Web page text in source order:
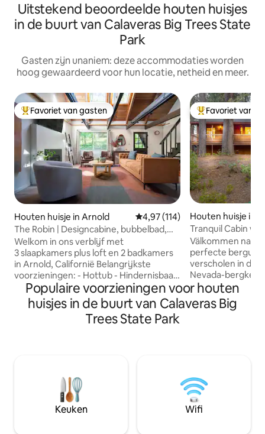
Uitstekend beoordeelde houten huisjes
in de buurt van Calaveras Big Trees State
Park
Gasten zijn unaniem: deze accommodaties worden
hoog gewaardeerd voor hun locatie, netheid en meer.
Topfavoriet van gasten
Favoriet van gasten
Houten huisje in Arnold Gemiddelde beoordeling van
4,97 (114)
The Robin | Designcabine, bubbelbad,
spelletjeskamer, meer
Welkom in ons verblijf met
3 slaapkamers plus loft en 2 badkamers
in Arnold, Californië Belangrijkste
voorzieningen: - Hottub - Hindernisbaan
voor kinderen buiten -
Huisdiervriendelijk, 1 hond toegelaten -
Buitenhaard en groot terras - Buitengrill
- Maïsgat en grote Jenga -
PONG-tafel, spelletjes, films, speelgoed
en boeken - Snelle wifi - open haard -
Babyvoorzieningen - espressomachine -
Ongeveer 30 minuten naar Bear Valley
Topfavoriet van
Favoriet van
Houten huisje in
Tranquil Cabin
Yard
Välkommen naar
perfecte
verscholen in de
Nevada-
voor iedereen
voelt om weer
de natuur en hun
Gemakkelijk
the World' (1,5
favoriete White
Populaire voorzieningen voor houten
huisjes in de buurt van Calaveras Big
Trees State Park
Keuken Wifi